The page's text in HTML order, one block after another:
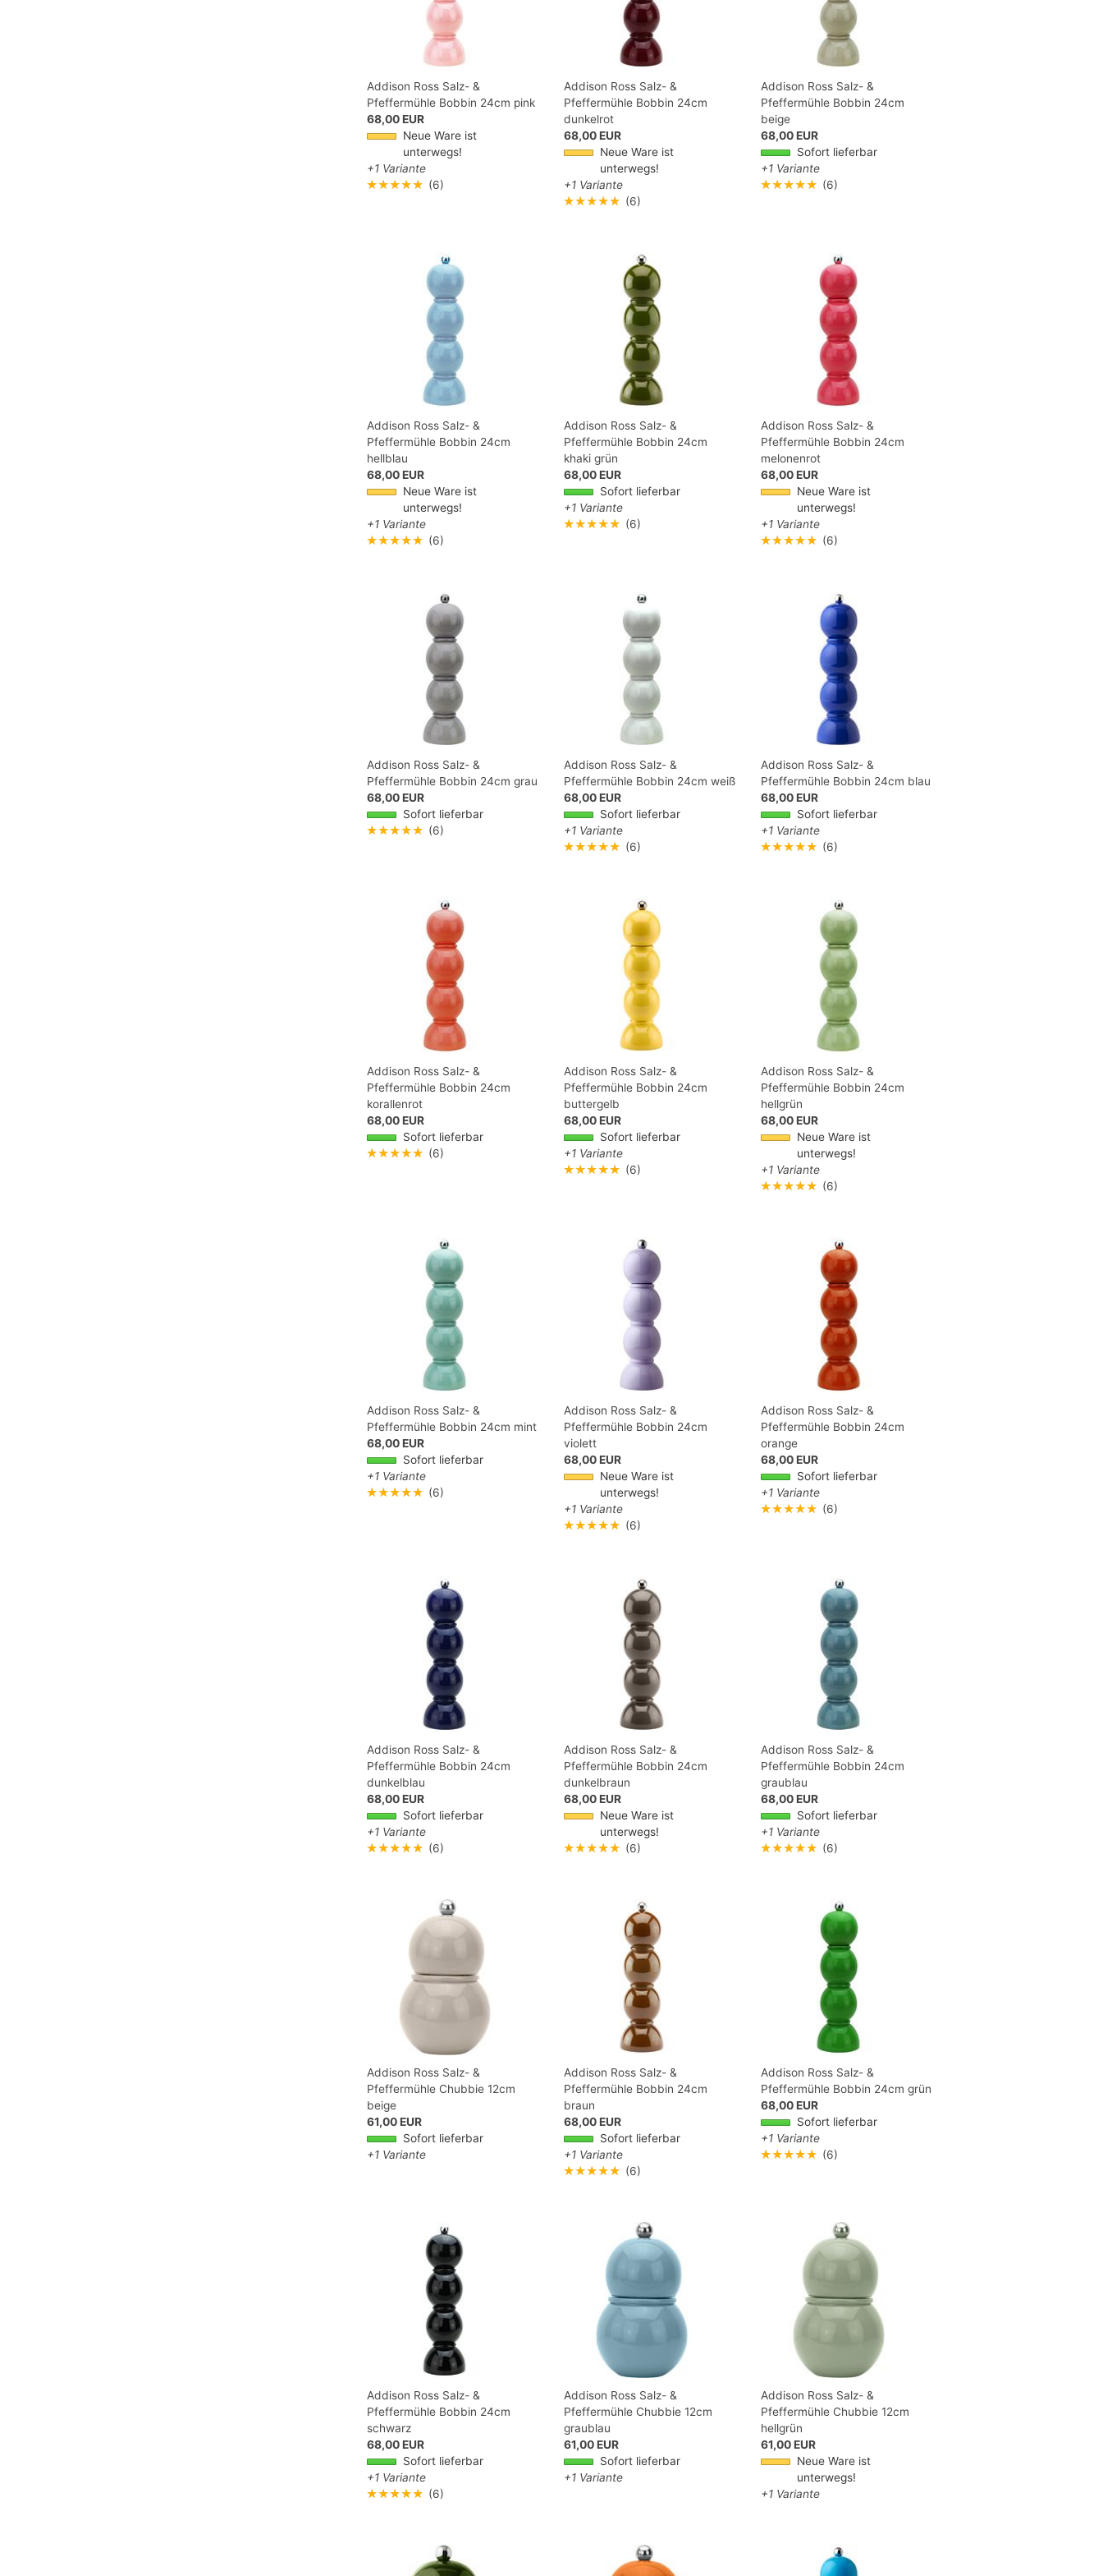
Addison Ross Salz- &
Pfeffermühle Bobbin 24cm pink
68,00 EUR
Neue Ware ist
unterwegs!
+1 Variante
★★★★★ (6)
Addison Ross Salz- &
Pfeffermühle Bobbin 24cm
dunkelrot
68,00 EUR
Neue Ware ist
unterwegs!
+1 Variante
★★★★★ (6)
Addison Ross Salz- &
Pfeffermühle Bobbin 24cm
beige
68,00 EUR
Sofort lieferbar
+1 Variante
★★★★★ (6)
Addison Ross Salz- &
Pfeffermühle Bobbin 24cm
hellblau
68,00 EUR
Neue Ware ist
unterwegs!
+1 Variante
★★★★★ (6)
Addison Ross Salz- &
Pfeffermühle Bobbin 24cm
khaki grün
68,00 EUR
Sofort lieferbar
+1 Variante
★★★★★ (6)
Addison Ross Salz- &
Pfeffermühle Bobbin 24cm
melonenrot
68,00 EUR
Neue Ware ist
unterwegs!
+1 Variante
★★★★★ (6)
Addison Ross Salz- &
Pfeffermühle Bobbin 24cm grau
68,00 EUR
Sofort lieferbar
★★★★★ (6)
Addison Ross Salz- &
Pfeffermühle Bobbin 24cm weiß
68,00 EUR
Sofort lieferbar
+1 Variante
★★★★★ (6)
Addison Ross Salz- &
Pfeffermühle Bobbin 24cm blau
68,00 EUR
Sofort lieferbar
+1 Variante
★★★★★ (6)
Addison Ross Salz- &
Pfeffermühle Bobbin 24cm
korallenrot
68,00 EUR
Sofort lieferbar
★★★★★ (6)
Addison Ross Salz- &
Pfeffermühle Bobbin 24cm
buttergelb
68,00 EUR
Sofort lieferbar
+1 Variante
★★★★★ (6)
Addison Ross Salz- &
Pfeffermühle Bobbin 24cm
hellgrün
68,00 EUR
Neue Ware ist
unterwegs!
+1 Variante
★★★★★ (6)
Addison Ross Salz- &
Pfeffermühle Bobbin 24cm mint
68,00 EUR
Sofort lieferbar
+1 Variante
★★★★★ (6)
Addison Ross Salz- &
Pfeffermühle Bobbin 24cm
violett
68,00 EUR
Neue Ware ist
unterwegs!
+1 Variante
★★★★★ (6)
Addison Ross Salz- &
Pfeffermühle Bobbin 24cm
orange
68,00 EUR
Sofort lieferbar
+1 Variante
★★★★★ (6)
Addison Ross Salz- &
Pfeffermühle Bobbin 24cm
dunkelblau
68,00 EUR
Sofort lieferbar
+1 Variante
★★★★★ (6)
Addison Ross Salz- &
Pfeffermühle Bobbin 24cm
dunkelbraun
68,00 EUR
Neue Ware ist
unterwegs!
★★★★★ (6)
Addison Ross Salz- &
Pfeffermühle Bobbin 24cm
graublau
68,00 EUR
Sofort lieferbar
+1 Variante
★★★★★ (6)
Addison Ross Salz- &
Pfeffermühle Chubbie 12cm
beige
61,00 EUR
Sofort lieferbar
+1 Variante
Addison Ross Salz- &
Pfeffermühle Bobbin 24cm
braun
68,00 EUR
Sofort lieferbar
+1 Variante
★★★★★ (6)
Addison Ross Salz- &
Pfeffermühle Bobbin 24cm grün
68,00 EUR
Sofort lieferbar
+1 Variante
★★★★★ (6)
Addison Ross Salz- &
Pfeffermühle Bobbin 24cm
schwarz
68,00 EUR
Sofort lieferbar
+1 Variante
★★★★★ (6)
Addison Ross Salz- &
Pfeffermühle Chubbie 12cm
graublau
61,00 EUR
Sofort lieferbar
+1 Variante
Addison Ross Salz- &
Pfeffermühle Chubbie 12cm
hellgrün
61,00 EUR
Neue Ware ist
unterwegs!
+1 Variante